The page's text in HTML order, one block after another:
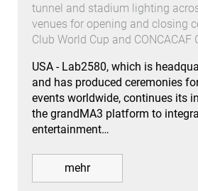
tunnel and stadium lighting
venues for opening and closing
Club World Cup and CONCACAF
USA - Lab2580, which is
and has produced ceremonies
events worldwide, continues its
the grandMA3 platform to
entertainment…
mehr